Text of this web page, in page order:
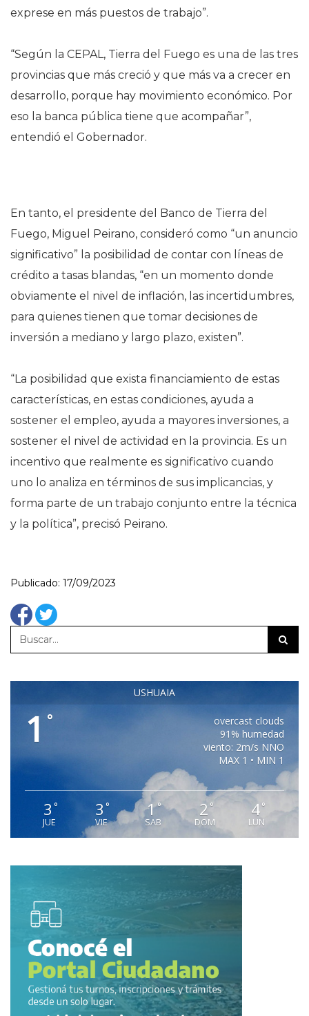
exprese en más puestos de trabajo”.
“Según la CEPAL, Tierra del Fuego es una de las tres
provincias que más creció y que más va a crecer en
desarrollo, porque hay movimiento económico. Por
eso la banca pública tiene que acompañar”,
entendió el Gobernador.
En tanto, el presidente del Banco de Tierra del
Fuego, Miguel Peirano, consideró como “un anuncio
significativo” la posibilidad de contar con líneas de
crédito a tasas blandas, “en un momento donde
obviamente el nivel de inflación, las incertidumbres,
para quienes tienen que tomar decisiones de
inversión a mediano y largo plazo, existen”.
“La posibilidad que exista financiamiento de estas
características, en estas condiciones, ayuda a
sostener el empleo, ayuda a mayores inversiones, a
sostener el nivel de actividad en la provincia. Es un
incentivo que realmente es significativo cuando
uno lo analiza en términos de sus implicancias, y
forma parte de un trabajo conjunto entre la técnica
y la política”, precisó Peirano.
Publicado: 17/09/2023
USHUAIA
1 °
overcast clouds
91% humedad
viento: 2m/s NNO
MAX 1 • MIN 1
3 °
JUE
3 °
VIE
1°
SAB
2 °
DOM
4°
LUN